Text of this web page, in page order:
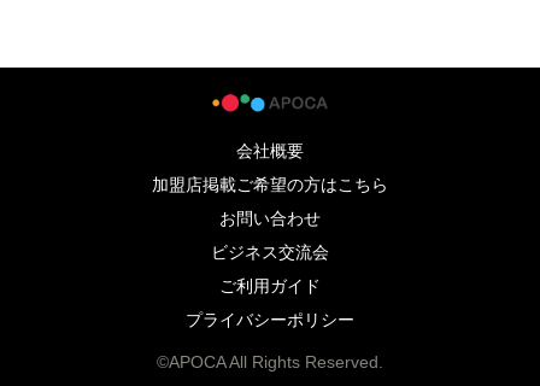
会社概要
加盟店掲載ご希望の方はこちら
お問い合わせ
ビジネス交流会
ご利用ガイド
プライバシーポリシー
©APOCA All Rights Reserved.